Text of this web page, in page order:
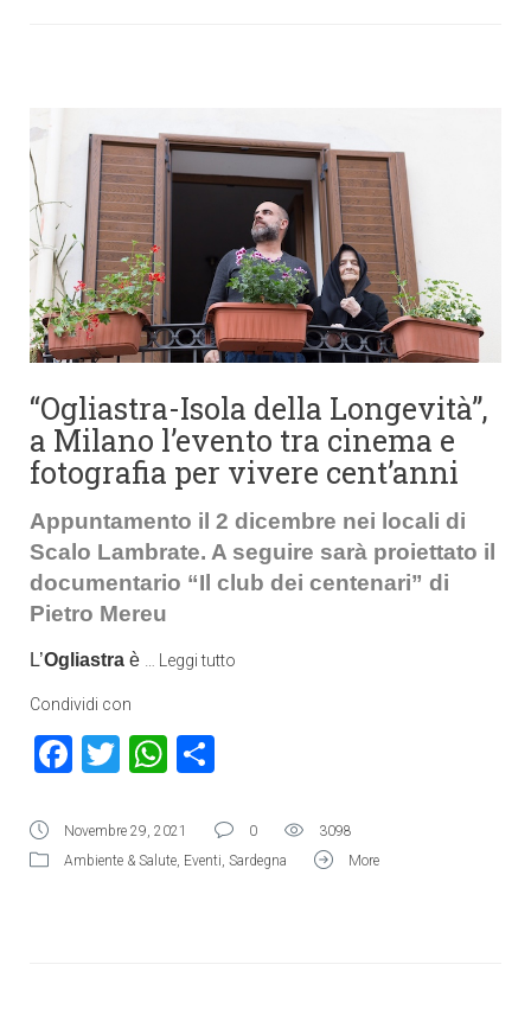
“Ogliastra-Isola della Longevità”,
a Milano l’evento tra cinema e
fotografia per vivere cent’anni
Appuntamento il 2 dicembre nei locali di
Scalo Lambrate. A seguire sarà proiettato il
documentario “Il club dei centenari” di
Pietro Mereu
L’Ogliastra è Leggi tutto
Condividi con
Facebook
TwitterWhatsApp
Novembre 29, 2021 0
3098
Ambiente & Salute, Eventi, Sardegna More